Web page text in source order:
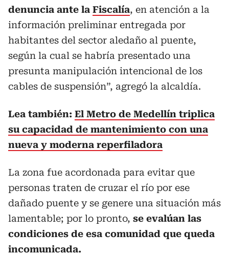
denuncia ante la Fiscalía, en atención a la
información preliminar entregada por
habitantes del sector aledaño al puente,
según la cual se habría presentado una
presunta manipulación intencional de los
cables de suspensión”, agregó la alcaldía.
Lea también: El Metro de Medellín triplica
su capacidad de mantenimiento con una
nueva y moderna reperfiladora
La zona fue acordonada para evitar que
personas traten de cruzar el río por ese
dañado puente y se genere una situación más
lamentable; por lo pronto, se evalúan las
condiciones de esa comunidad que queda
incomunicada.